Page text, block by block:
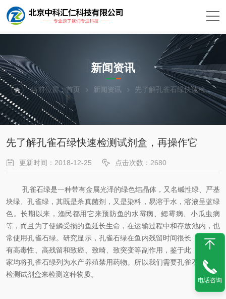
NEWS
新闻资讯
当前位置：首页 新闻资讯 先了解孔雀石绿快速检测试剂盒，再操作它
先了解孔雀石绿快速检测试剂盒，再操作它
更新时间：2018-12-25 点击次数：2680
孔雀石绿是一种带有金属光泽的绿色结晶体，又名碱性绿、严基
块绿、孔雀绿，其既是杀真菌剂，又是染料，易溶于水，溶液呈蓝绿
色。长期以来，渔民都用它来预防鱼的水霉病、鳃霉病、小瓜虫病
等，而且为了使鳞受损的鱼延长生命，在运输过程中和存放池内，也
常使用孔雀石绿。研究显示，孔雀石绿在鱼内残留时间很长，且其具
有高毒性、高残留和致癌、致畸、致突变等副作用，鉴于此，许多国
家均将孔雀石绿列为水产养殖禁用药物。所以我们需要孔雀石绿快速
检测试剂盒来检测这种物质。
电话咨询